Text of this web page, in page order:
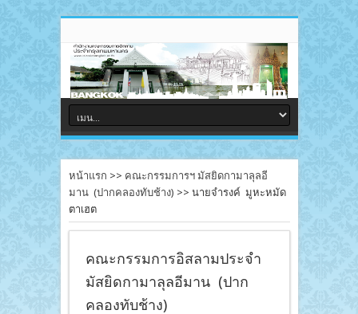
หน้าแรก >> คณะกรรมการฯ มัสยิดกามาลุลอี
มาน (ปากคลองทับช้าง) >> นายจำรงค์ มูหะหมัด
ตาเฮต
คณะกรรมการอิสลามประจำ
มัสยิดกามาลุลอีมาน (ปาก
คลองทับช้าง)